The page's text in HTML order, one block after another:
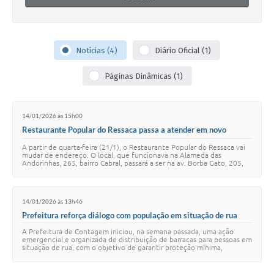
Notícias (4) Diário Oficial (1)
Páginas Dinâmicas (1)
14/01/2026 às 15h00
Restaurante Popular do Ressaca passa a atender em novo
A partir de quarta-feira (21/1), o Restaurante Popular do Ressaca vai
mudar de endereço. O local, que funcionava na Alameda das
Andorinhas, 265, bairro Cabral, passará a ser na av. Borba Gato, 205,
14/01/2026 às 13h46
Prefeitura reforça diálogo com população em situação de rua
A Prefeitura de Contagem iniciou, na semana passada, uma ação
emergencial e organizada de distribuição de barracas para pessoas em
situação de rua, com o objetivo de garantir proteção mínima,